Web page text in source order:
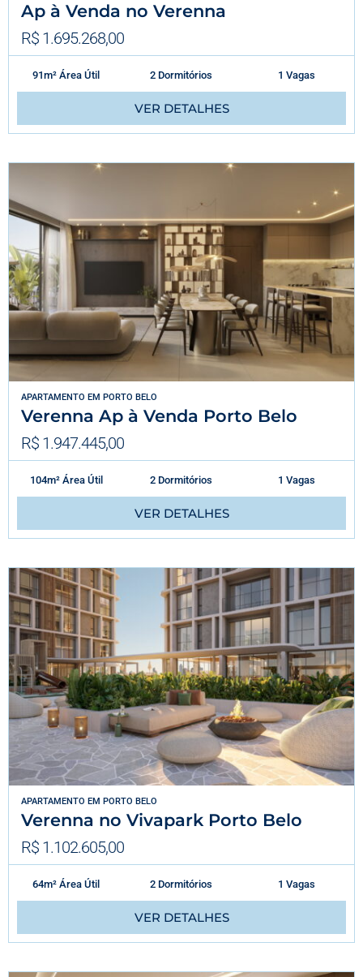
Ap à Venda no Verenna
R$ 1.695.268,00
91m² Área Útil 2 Dormitórios 1 Vagas
VER DETALHES
APARTAMENTO EM PORTO BELO
Verenna Ap à Venda Porto Belo
R$ 1.947.445,00
104m² Área Útil 2 Dormitórios 1 Vagas
VER DETALHES
APARTAMENTO EM PORTO BELO
Verenna no Vivapark Porto Belo
R$ 1.102.605,00
64m² Área Útil 2 Dormitórios 1 Vagas
VER DETALHES